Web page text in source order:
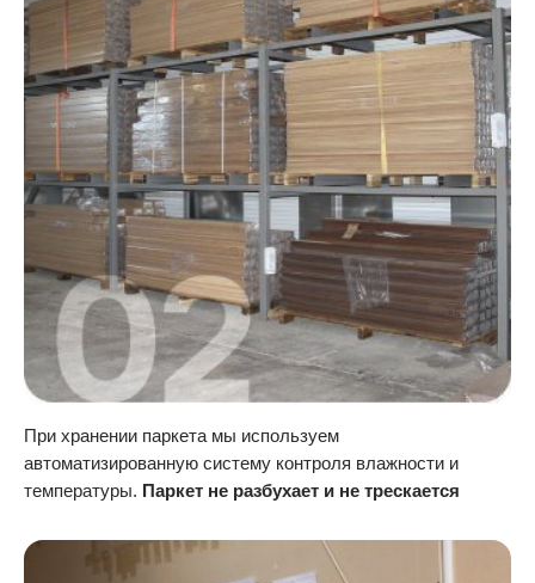
При хранении паркета мы используем
автоматизированную систему контроля влажности и
температуры. Паркет не разбухает и не трескается